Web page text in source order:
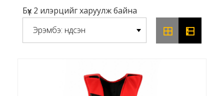
бүх 2 илэрцийг харуулж байна